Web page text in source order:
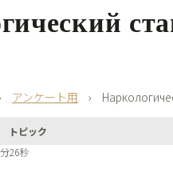
アンケート用 ›
トピック
26秒